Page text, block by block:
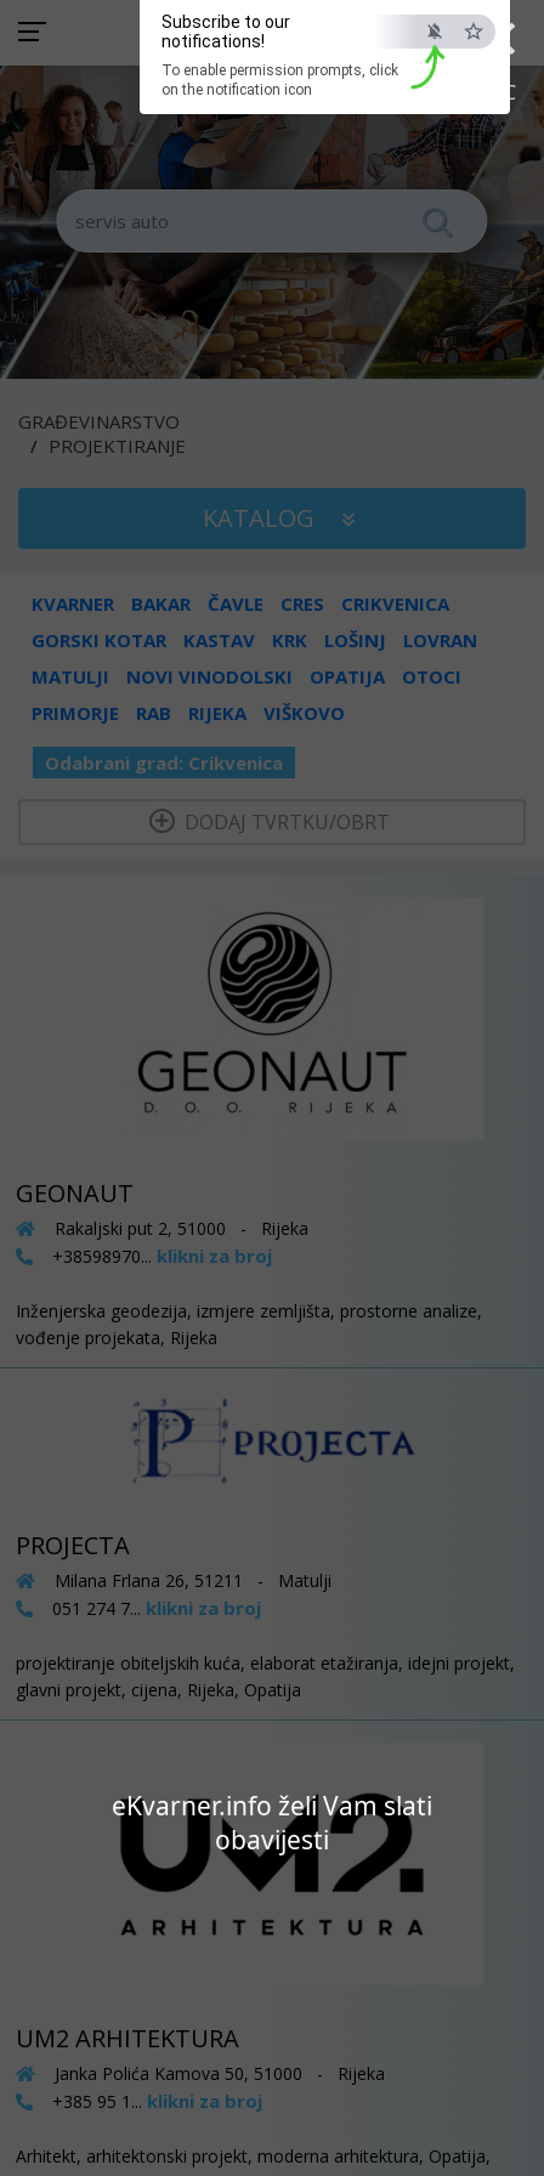
×
ESC
eKvarner.info želi Vam slati
obavijesti
Subscribe to our
notifications!
To enable permission prompts, click
on the notification icon
GRAĐEVINARSTVO
PROJEKTIRANJE
KATALOG
KVARNER BAKAR ČAVLE CRES
CRIKVENICA
GORSKI KOTAR
KASTAV KRK LOŠINJ
LOVRAN
MATULJI
NOVI VINODOLSKI OPATIJA
OTOCI
PRIMORJE
RAB RIJEKA VIŠKOVO
Odabrani grad: Crikvenica
DODAJ TVRTKU/OBRT
GEONAUT
Rakaljski put 2, 51000 - Rijeka
+38598970... klikni za broj
Inženjerska geodezija, izmjere zemljišta, prostorne analize,
vođenje projekata, Rijeka
PROJECTA
Milana Frlana 26, 51211 - Matulji
051 274 7... klikni za broj
projektiranje obiteljskih kuća, elaborat etažiranja, idejni projekt,
glavni projekt, cijena, Rijeka, Opatija
UM2 ARHITEKTURA
Janka Polića Kamova 50, 51000 - Rijeka
+385 95 1... klikni za broj
Arhitekt, arhitektonski projekt, moderna arhitektura, Opatija,